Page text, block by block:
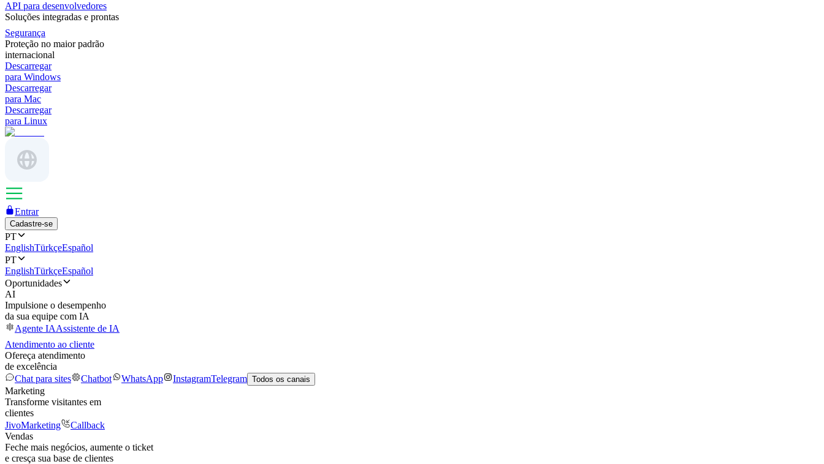
API para desenvolvedores
Soluções integradas e prontas
Segurança
Proteção no maior padrão
internacional
Descarregar
para Windows
Descarregar
para Mac
Descarregar
para Linux
Entrar
Cadastre-se
PT
EnglishTürkçeEspañol
PT
EnglishTürkçeEspañol
Oportunidades
AI
Impulsione o desempenho
da sua equipe com IA
Agente IAAssistente de IA
Atendimento ao cliente
Ofereça atendimento
de excelência
Chat para sites
Chatbot WhatsApp InstagramTelegram Todos os canais
Marketing
Transforme visitantes em
clientes
JivoMarketing
Callback
Vendas
Feche mais negócios, aumente o ticket
e cresça sua base de clientes